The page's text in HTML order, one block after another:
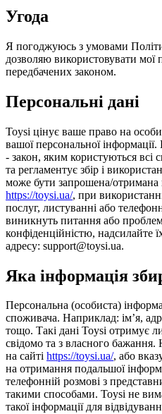
Угода
Я погоджуюсь з умовами
дозволяю використовувати мої
передбачених законом.
Персональні дані
Toysi цінує ваше право на
вашої персональної
- закон, яким користуються всі
та регламентує збір і
може бути запрошена/отримана
https://toysi.ua/, при
послуг, листуванні або
виникнуть питання або
конфіденційністю, надсилайте
адресу: support@toysi.ua.
Яка інформація
Персональна (особиста)
споживача. Наприклад: ім’я,
тощо. Такі дані Toysi отримує
свідомо та з власного
на сайті https://toysi.ua/, або
на отримання подальшої
телефонній розмові з
такими способами. Toysi не
такої інформації для